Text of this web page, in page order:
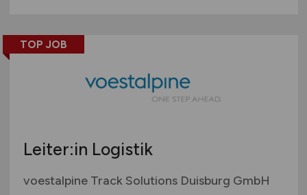
TOP JOB
Leiter:in Logistik
voestalpine Track Solutions Duisburg GmbH